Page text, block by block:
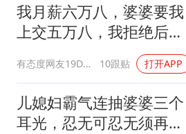
我月薪六万八，婆婆要我
上交五万八，我拒绝后她
换了门锁，12天后我决意
离婚
有态度网友19Dsym 10跟贴 打开APP
儿媳妇霸气连抽婆婆三个
耳光，忍无可忍无须再